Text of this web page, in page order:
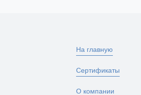
На главную
Сертификаты
О компании